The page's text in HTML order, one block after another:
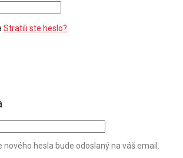
Stratili ste heslo?
hesla bude odoslaný na váš email.